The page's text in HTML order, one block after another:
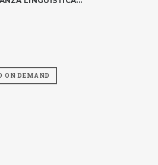
ON DEMAND